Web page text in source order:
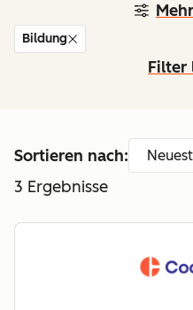
Bildung
Filter
Sortieren nach:
3 Ergebnisse